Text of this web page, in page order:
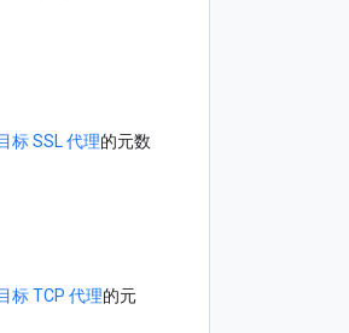
标 SSL 代理的元数
标 TCP 代理的元